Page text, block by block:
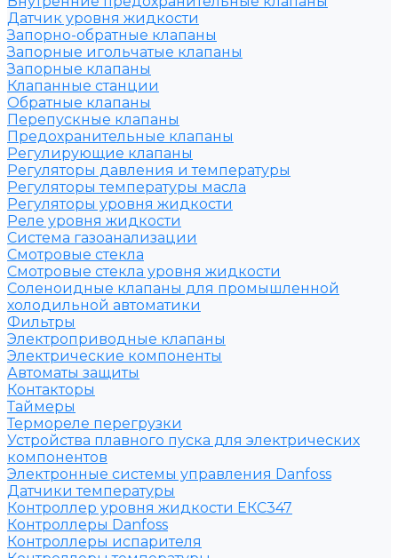
Датчик уровня жидкости
Запорно-обратные клапаны
Запорные игольчатые клапаны
Запорные клапаны
Клапанные станции
Обратные клапаны
Перепускные клапаны
Предохранительные клапаны
Регулирующие клапаны
Регуляторы давления и температуры
Регуляторы температуры масла
Регуляторы уровня жидкости
Реле уровня жидкости
Система газоанализации
Смотровые стекла
Смотровые стекла уровня жидкости
Соленоидные клапаны для промышленной
холодильной автоматики
Фильтры
Электроприводные клапаны
Электрические компоненты
Автоматы защиты
Контакторы
Таймеры
Термореле перегрузки
Устройства плавного пуска для электрических
компонентов
Электронные системы управления Danfoss
Датчики температуры
Контроллер уровня жидкости ЕКС347
Контроллеры Danfoss
Контроллеры испарителя